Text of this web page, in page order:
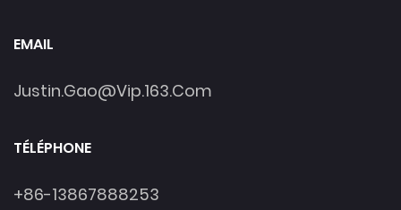
EMAIL
Justin.gao@vip.163.com
TÉLÉPHONE
+86-13867888253